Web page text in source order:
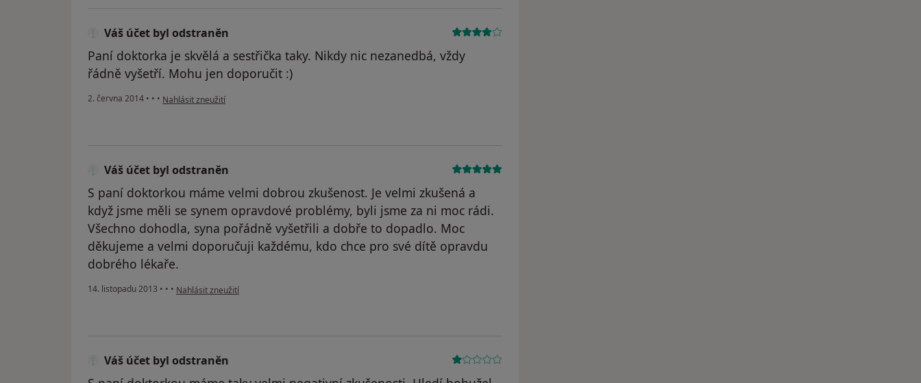
Váš účet byl odstraněn
Paní doktorka je skvělá a sestřička taky. Nikdy nic nezanedbá, vždy
řádně vyšetří. Mohu jen doporučit :)
2. června 2014 • • • podle názoru uživatele Váš účet byl odstraněn
Nahlásit zneužití
Váš účet byl odstraněn
S paní doktorkou máme velmi dobrou zkušenost. Je velmi zkušená a
když jsme měli se synem opravdové problémy, byli jsme za ni moc rádi.
Všechno dohodla, syna pořádně vyšetřili a dobře to dopadlo. Moc
děkujeme a velmi doporučuji každému, kdo chce pro své dítě opravdu
dobrého lékaře.
14. listopadu 2013 • • • podle názoru uživatele Váš účet byl odstraněn
Nahlásit zneužití
Váš účet byl odstraněn